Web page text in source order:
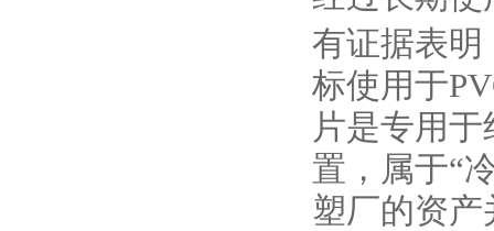
有证据表明
标使用于
片是专用
置，属于“
塑厂的资产